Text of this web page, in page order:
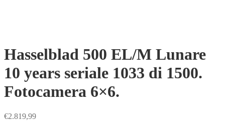
Hasselblad 500 EL/M Lunare
10 years seriale 1033 di 1500.
Fotocamera 6×6.
€2.819,99